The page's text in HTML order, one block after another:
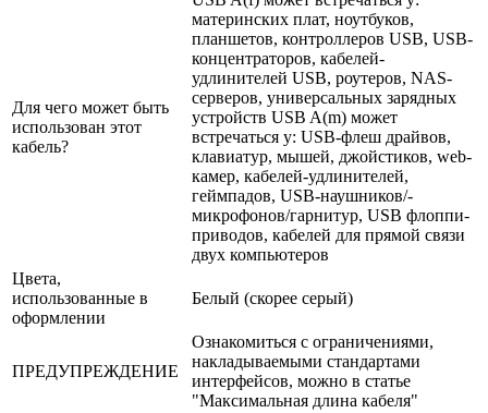
Для чего может быть
использован этот
кабель?
материнских плат, ноутбуков,
планшетов, контроллеров USB, USB-
концентраторов, кабелей-
удлинителей USB, роутеров, NAS-
серверов, универсальных зарядных
устройств USB A(m) может
встречаться у: USB-флеш драйвов,
клавиатур, мышей, джойстиков, web-
камер, кабелей-удлинителей,
геймпадов, USB-наушников/­
микрофонов/­гарнитур, USB флоппи-
приводов, кабелей для прямой связи
двух компьютеров
Цвета,
использованные в
оформлении
Белый (скорее серый)
ПРЕДУПРЕЖДЕНИЕ
Ознакомиться с ограничениями,
накладываемыми стандартами
интерфейсов, можно в статье
"Максимальная длина кабеля"